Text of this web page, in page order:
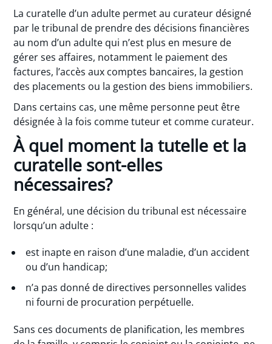
La curatelle d’un adulte permet au curateur désigné
par le tribunal de prendre des décisions financières
au nom d’un adulte qui n’est plus en mesure de
gérer ses affaires, notamment le paiement des
factures, l’accès aux comptes bancaires, la gestion
des placements ou la gestion des biens immobiliers.
Dans certains cas, une même personne peut être
désignée à la fois comme tuteur et comme curateur.
À quel moment la tutelle et la
curatelle sont-elles
nécessaires?
En général, une décision du tribunal est nécessaire
lorsqu’un adulte :
est inapte en raison d’une maladie, d’un accident
ou d’un handicap;
n’a pas donné de directives personnelles valides
ni fourni de procuration perpétuelle.
Sans ces documents de planification, les membres